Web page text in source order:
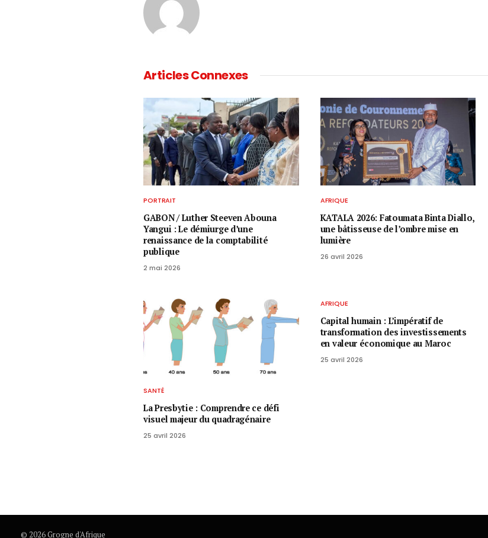
Articles Connexes
PORTRAIT
GABON / ​Luther Steeven Abouna
Yangui : Le démiurge d’une
renaissance de la comptabilité
publique
2 mai 2026
AFRIQUE
KATALA 2026: Fatoumata Binta Diallo,
une bâtisseuse de l’ombre mise en
lumière
26 avril 2026
SANTÉ
La Presbytie : Comprendre ce défi
visuel majeur du quadragénaire
25 avril 2026
AFRIQUE
Capital humain : L’impératif de
transformation des investissements
en valeur économique au Maroc
25 avril 2026
© 2026 Grogne d'Afrique